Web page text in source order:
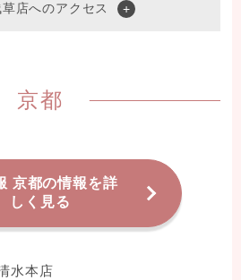
店へのアクセス
京都
京都の情報を詳
しく見る
水本店